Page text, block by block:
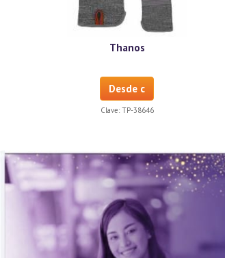
Thanos
Desde c
Clave: TP-38646